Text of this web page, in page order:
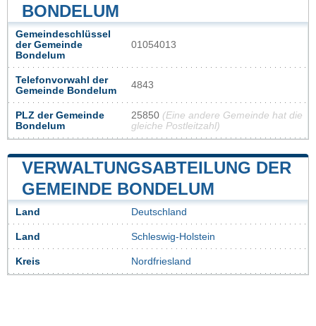
BONDELUM
Gemeindeschlüssel
der Gemeinde
Bondelum
01054013
Telefonvorwahl der
Gemeinde Bondelum
4843
PLZ der Gemeinde
Bondelum
25850 (Eine andere Gemeinde hat die
gleiche Postleitzahl)
VERWALTUNGSABTEILUNG DER
GEMEINDE BONDELUM
Land Deutschland
Land Schleswig-Holstein
Kreis Nordfriesland